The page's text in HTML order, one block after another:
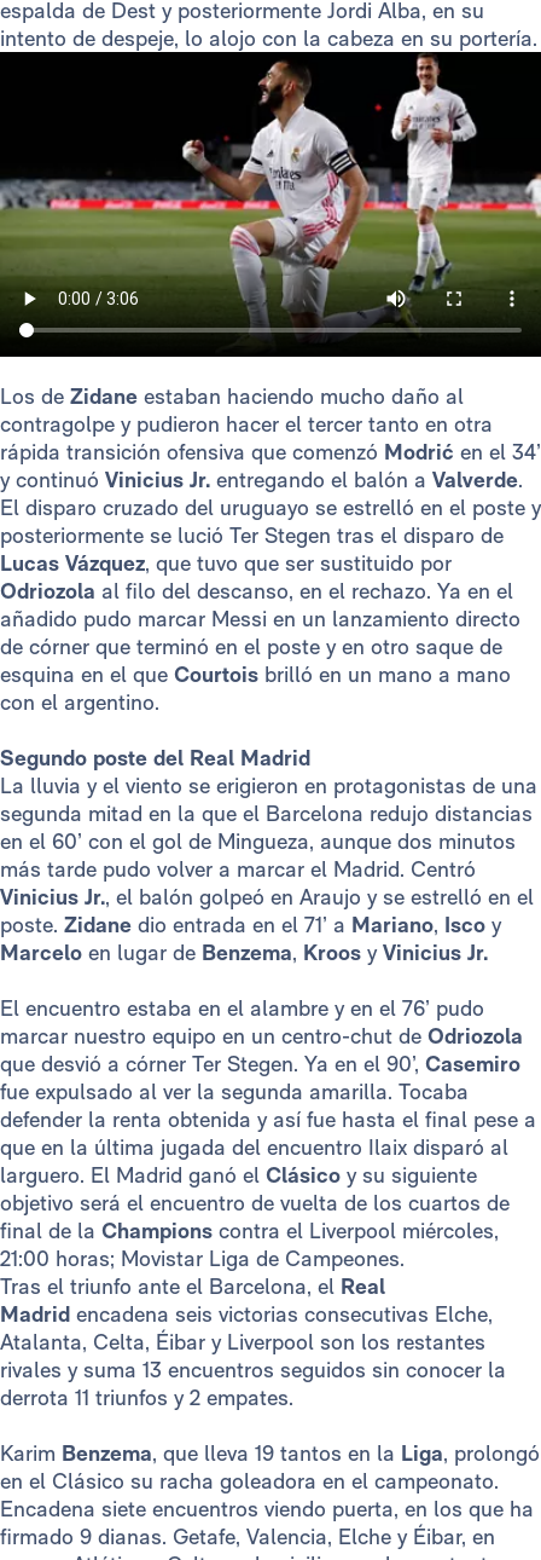
espalda de Dest y posteriormente Jordi Alba, en su
intento de despeje, lo alojo con la cabeza en su portería.
Los de Zidane estaban haciendo mucho daño al
contragolpe y pudieron hacer el tercer tanto en otra
rápida transición ofensiva que comenzó Modrić en el 34’
y continuó Vinicius Jr. entregando el balón a Valverde.
El disparo cruzado del uruguayo se estrelló en el poste y
posteriormente se lució Ter Stegen tras el disparo de
Lucas Vázquez, que tuvo que ser sustituido por
Odriozola al filo del descanso, en el rechazo. Ya en el
añadido pudo marcar Messi en un lanzamiento directo
de córner que terminó en el poste y en otro saque de
esquina en el que Courtois brilló en un mano a mano
con el argentino.
Segundo poste del Real Madrid
La lluvia y el viento se erigieron en protagonistas de una
segunda mitad en la que el Barcelona redujo distancias
en el 60’ con el gol de Mingueza, aunque dos minutos
más tarde pudo volver a marcar el Madrid. Centró
Vinicius Jr., el balón golpeó en Araujo y se estrelló en el
poste. Zidane dio entrada en el 71’ a Mariano, Isco y
Marcelo en lugar de Benzema, Kroos yVinicius Jr.
El encuentro estaba en el alambre y en el 76’ pudo
marcar nuestro equipo en un centro-chut de Odriozola
que desvió a córner Ter Stegen. Ya en el 90’, Casemiro
fue expulsado al ver la segunda amarilla. Tocaba
defender la renta obtenida y así fue hasta el final pese a
que en la última jugada del encuentro Ilaix disparó al
larguero. El Madrid ganó el Clásico y su siguiente
objetivo será el encuentro de vuelta de los cuartos de
final de la Champions contra el Liverpool miércoles,
21:00 horas; Movistar Liga de Campeones.
Tras el triunfo ante el Barcelona, el Real
Madrid encadena seis victorias consecutivas Elche,
Atalanta, Celta, Éibar y Liverpool son los restantes
rivales y suma 13 encuentros seguidos sin conocer la
derrota 11 triunfos y 2 empates.
Karim Benzema, que lleva 19 tantos en la Liga, prolongó
en el Clásico su racha goleadora en el campeonato.
Encadena siete encuentros viendo puerta, en los que ha
firmado 9 dianas. Getafe, Valencia, Elche y Éibar, en